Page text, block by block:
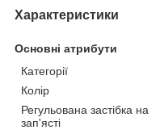
Характеристики
Основні атрибути
Категорії
Колір
Регульована застібка на
зап'ясті